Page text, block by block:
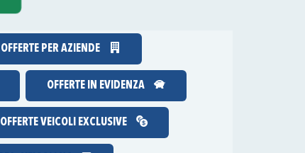
OFFERTE PER AZIENDE
OFFERTE IN EVIDENZA
OFFERTE VEICOLI EXCLUSIVE